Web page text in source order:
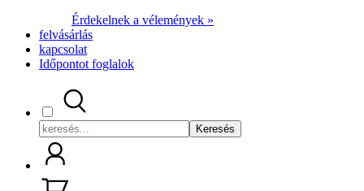
Érdekelnek a vélemények »
felvásárlás
kapcsolat
Időpontot foglalok
Keresés